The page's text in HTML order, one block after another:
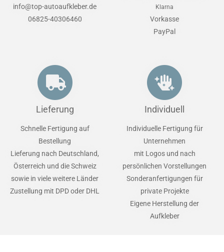
info@top-autoaufkleber.de
06825-40306460
Klarna
Vorkasse
PayPal
Lieferung
Schnelle Fertigung auf
Bestellung
Lieferung nach Deutschland,
Österreich und die Schweiz
sowie in viele weitere Länder
Zustellung mit DPD oder DHL
Individuell
Individuelle Fertigung für
Unternehmen
mit Logos und nach
persönlichen Vorstellungen
Sonderanfertigungen für
private Projekte
Eigene Herstellung der
Aufkleber